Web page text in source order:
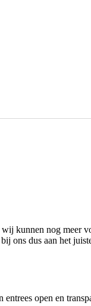
kunnen nog meer
ons dus aan het
open en